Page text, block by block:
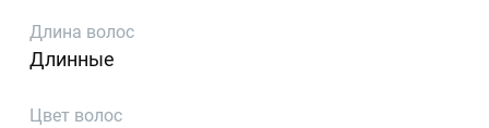
Длина волос
Длинные
Цвет волос